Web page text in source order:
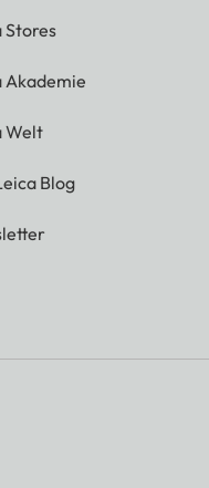
Stores
Akademie
Welt
Blog